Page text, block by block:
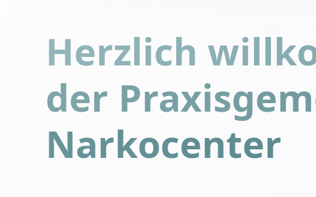
Herzlich
der
Narkocenter